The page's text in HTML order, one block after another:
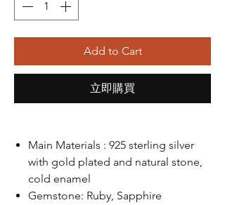
Add to Cart
立即購買
Main Materials : 925 sterling silver
with gold plated and natural stone,
cold enamel
Gemstone: Ruby, Sapphire